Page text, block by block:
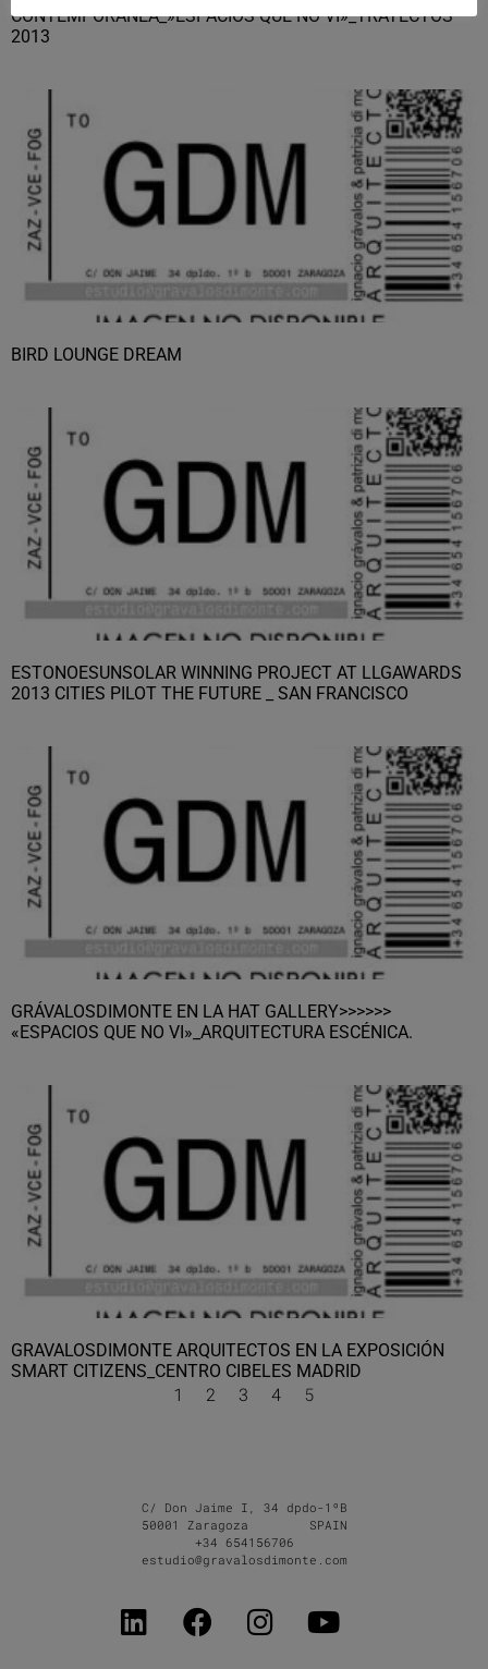
CONTEMPORÁNEA_»ESPACIOS QUE NO VI»_TRAYECTOS
2013
BIRD LOUNGE DREAM
ESTONOESUNSOLAR WINNING PROJECT AT LLGAWARDS
2013 CITIES PILOT THE FUTURE _ SAN FRANCISCO
GRÁVALOSDIMONTE EN LA HAT GALLERY>>>>>>
«ESPACIOS QUE NO VI»_ARQUITECTURA ESCÉNICA.
GRAVALOSDIMONTE ARQUITECTOS EN LA EXPOSICIÓN
SMART CITIZENS_CENTRO CIBELES MADRID
1 2 3 4 5
C/ Don Jaime I, 34 dpdo-1ºB
50001 Zaragoza SPAIN
+34 654156706
estudio@gravalosdimonte.com